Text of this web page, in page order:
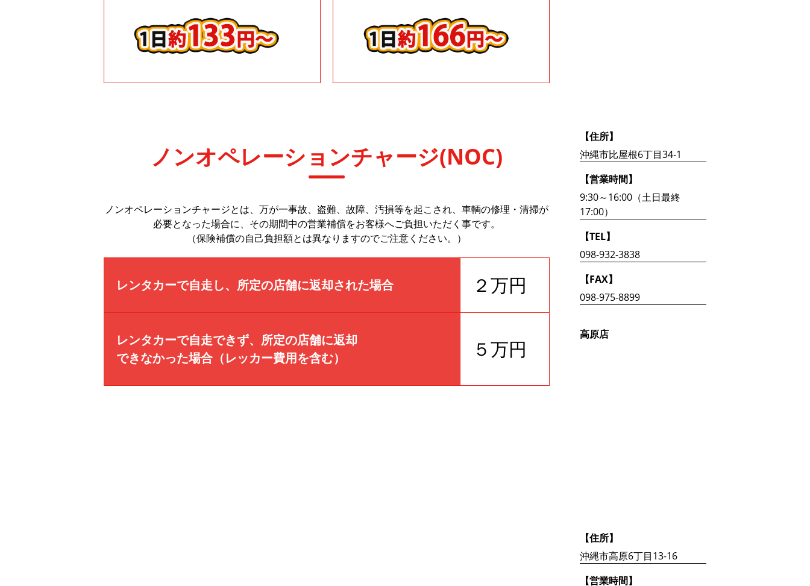
ノンオペレーションチャージ(NOC)
ノンオペレーションチャージとは、万が一事故、盗難、故障、汚損等を起こされ、車輌の修理・清掃が
必要となった場合に、その期間中の営業補償をお客様へご負担いただく事です。
（保険補償の自己負担額とは異なりますのでご注意ください。）
レンタカーで自走し、所定の店舗に返却された場合 ２万円
レンタカーで自走できず、所定の店舗に返却
できなかった場合（レッカー費用を含む）
５万円
【住所】
沖縄市比屋根6丁目34-1
【営業時間】
9:30～16:00（土日最終
17:00）
【TEL】
098-932-3838
【FAX】
098-975-8899
高原店
【住所】
沖縄市高原6丁目13-16
【営業時間】